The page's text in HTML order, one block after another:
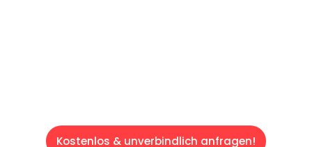
Kostenlos & unverbindlich anfragen!